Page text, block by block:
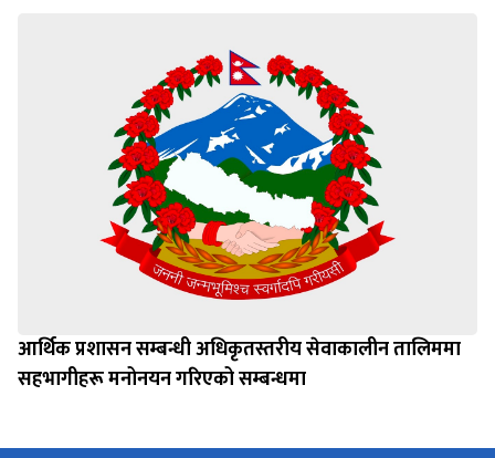
आर्थिक प्रशासन सम्बन्धी अधिकृतस्तरीय सेवाकालीन तालिममा
सहभागीहरू मनोनयन गरिएको सम्बन्धमा